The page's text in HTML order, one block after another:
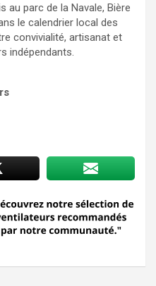
au parc de la Navale, Bière
le calendrier local des
convivialité, artisanat et
indépendants.